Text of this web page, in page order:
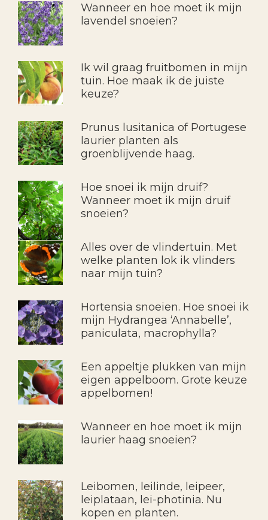
Wanneer en hoe moet ik mijn
lavendel snoeien?
Ik wil graag fruitbomen in mijn
tuin. Hoe maak ik de juiste
keuze?
Prunus lusitanica of Portugese
laurier planten als
groenblijvende haag.
Hoe snoei ik mijn druif?
Wanneer moet ik mijn druif
snoeien?
Alles over de vlindertuin. Met
welke planten lok ik vlinders
naar mijn tuin?
Hortensia snoeien. Hoe snoei ik
mijn Hydrangea ‘Annabelle’,
paniculata, macrophylla?
Een appeltje plukken van mijn
eigen appelboom. Grote keuze
appelbomen!
Wanneer en hoe moet ik mijn
laurier haag snoeien?
Leibomen, leilinde, leipeer,
leiplataan, lei-photinia. Nu
kopen en planten.